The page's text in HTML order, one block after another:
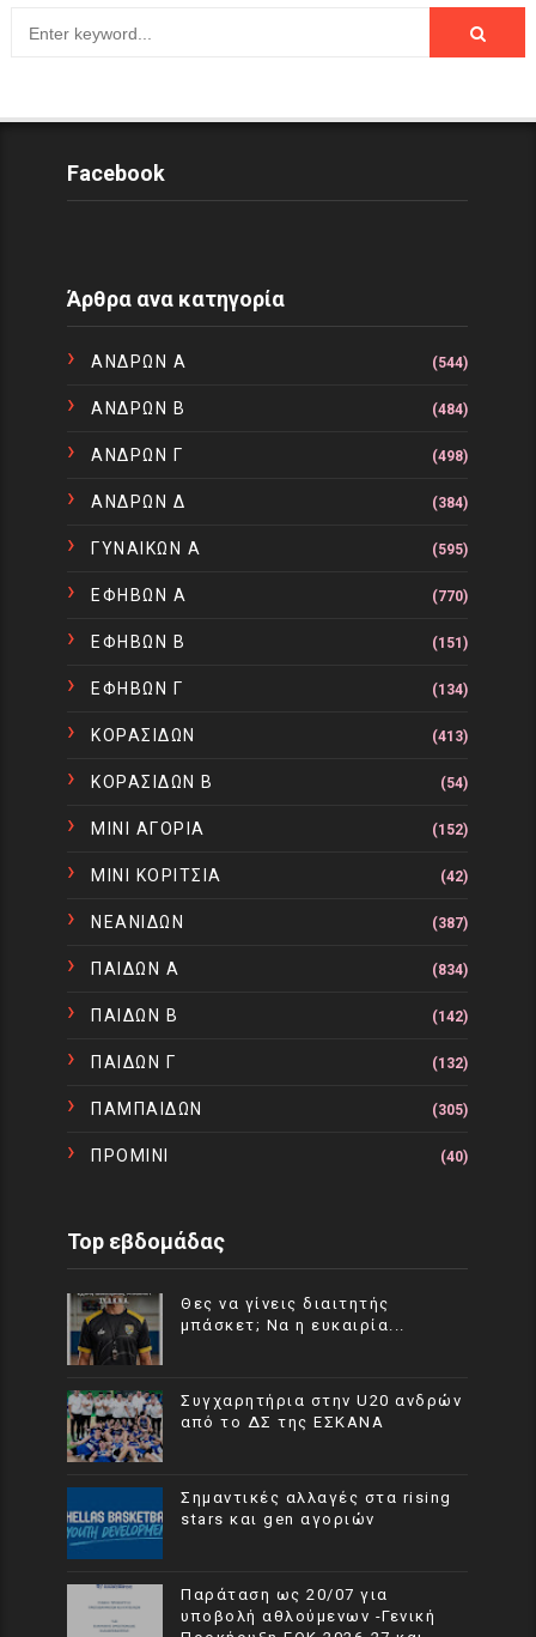
Facebook
Άρθρα ανα κατηγορία
ΑΝΔΡΩΝ Α (544)
ΑΝΔΡΩΝ Β (484)
ΑΝΔΡΩΝ Γ (498)
ΑΝΔΡΩΝ Δ (384)
ΓΥΝΑΙΚΩΝ Α (595)
ΕΦΗΒΩΝ Α (770)
ΕΦΗΒΩΝ Β (151)
ΕΦΗΒΩΝ Γ (134)
ΚΟΡΑΣΙΔΩΝ (413)
ΚΟΡΑΣΙΔΩΝ Β (54)
ΜΙΝΙ ΑΓΟΡΙΑ (152)
ΜΙΝΙ ΚΟΡΙΤΣΙΑ (42)
ΝΕΑΝΙΔΩΝ (387)
ΠΑΙΔΩΝ Α (834)
ΠΑΙΔΩΝ Β (142)
ΠΑΙΔΩΝ Γ (132)
ΠΑΜΠΑΙΔΩΝ (305)
ΠΡΟΜΙΝΙ (40)
Top εβδομάδας
Θες να γίνεις διαιτητής
μπάσκετ; Να η ευκαιρία...
Συγχαρητήρια στην U20 ανδρών
από το ΔΣ της ΕΣΚΑΝΑ
Σημαντικές αλλαγές στα rising
stars και gen αγοριών
Παράταση ως 20/07 για
υποβολή αθλούμενων -Γενική